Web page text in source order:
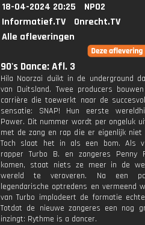
18-04-2024 20:25
NPO2
Informatief.TV
Onrecht.TV
Alle afleveringen
90's Dance: Afl. 3
Hila Noorzai duikt in de underground
van Duitsland. Twee producers
carrière die toewerkt naar de
sensatie: SNAP! Hun eerste
Power. Dit nummer wordt per ongeluk
met de zang en rap die er eigenlijk niet
Toch slaat het in als een bom. Als
rapper Turbo B. en zangeres Penny
komen, staat niets ze meer in de
wereld te veroveren. Na een
legendarische optredens en vermeend
van Turbo implodeert de formatie
Totdat de nieuwe zangeres een nog
inzingt: Rythme is a dancer.